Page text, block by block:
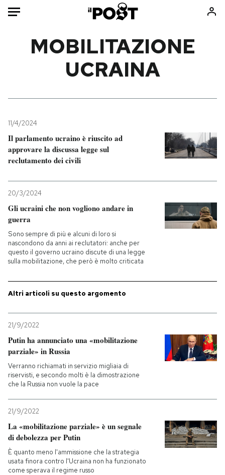
Mondo
Tecnologia
Internet
Scienza
Libri
Mondiali calcio 2026
PODCAST
NEWSLETTER
I MIEI PREFERITI
SHOP
CALENDARIO
AREA PERSONALE
Entra
MOBILITAZIONE
UCRAINA
11/4/2024
Il parlamento ucraino è riuscito ad
approvare la discussa legge sul
reclutamento dei civili
20/3/2024
Gli ucraini che non vogliono andare in
guerra
Sono sempre di più e alcuni di loro si
nascondono da anni ai reclutatori: anche per
questo il governo ucraino discute di una legge
sulla mobilitazione, che però è molto criticata
Altri articoli su questo argomento
21/9/2022
Putin ha annunciato una «mobilitazione
parziale» in Russia
Verranno richiamati in servizio migliaia di
riservisti, e secondo molti è la dimostrazione
che la Russia non vuole la pace
21/9/2022
La «mobilitazione parziale» è un segnale
di debolezza per Putin
È quanto meno l'ammissione che la strategia
usata finora contro l'Ucraina non ha funzionato
come sperava il regime russo